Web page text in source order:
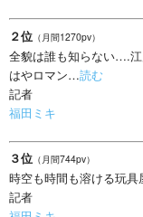
２位 （月間1270pv）
全貌は誰も知らない….
はやロマン…読む
記者
福田ミキ
３位 （月間744pv）
時空も時間も溶ける玩
記者